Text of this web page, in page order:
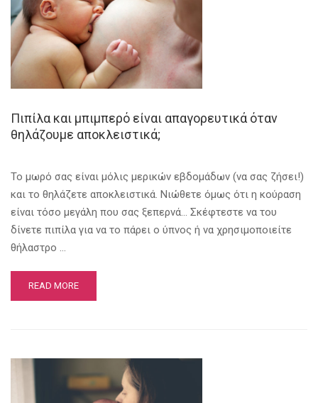
Πιπίλα και μπιμπερό είναι απαγορευτικά όταν
θηλάζουμε αποκλειστικά;
Το μωρό σας είναι μόλις μερικών εβδομάδων (να σας ζήσει!)
και το θηλάζετε αποκλειστικά. Νιώθετε όμως ότι η κούραση
είναι τόσο μεγάλη που σας ξεπερνά… Σκέφτεστε να του
δίνετε πιπίλα για να το πάρει ο ύπνος ή να χρησιμοποιείτε
θήλαστρο …
READ MORE